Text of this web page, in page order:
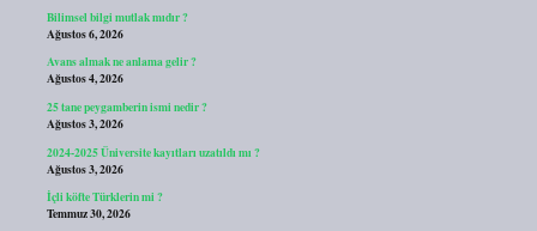
Bilimsel bilgi mutlak mıdır ?
Ağustos 6, 2026
Avans almak ne anlama gelir ?
Ağustos 4, 2026
25 tane peygamberin ismi nedir ?
Ağustos 3, 2026
2024-2025 Üniversite kayıtları uzatıldı mı ?
Ağustos 3, 2026
İçli köfte Türklerin mi ?
Temmuz 30, 2026